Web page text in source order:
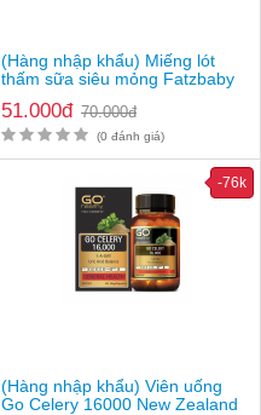
(Hàng nhập khẩu) Miếng lót
thấm sữa siêu mỏng Fatzbaby
51.000đ 70.000đ
(0 đánh giá)
(Hàng nhập khẩu) Viên uống
Go Celery 16000 New Zealand
-76k